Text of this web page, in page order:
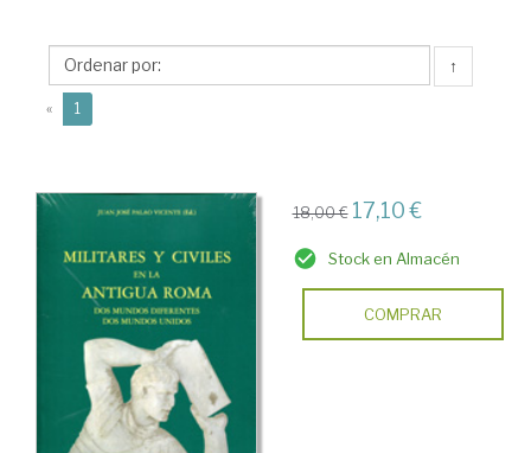
Juan
José
↑
« 1
18,00 € 17,10 €
Stock en Almacén
COMPRAR